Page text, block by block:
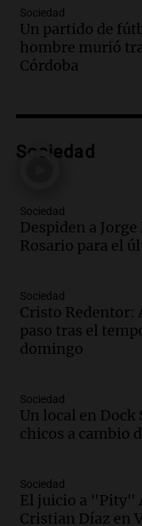
Episodios
Audio.
un muerto y
Episodios
y cinco
Episodios
Audio.Messi
Rosario para
Episodios
Audio.Ley de
en el
Episodios
Audio.
celebración
Episodios
Audio.
Sociedad
Un partido de
hombre murió
Córdoba
Sociedad
Sociedad
Despiden a
Rosario para el
Sociedad
Cristo Redentor:
paso tras el
domingo
Sociedad
Un local en Dock
chicos a cambio
Sociedad
El juicio a "Pity"
Cristian Díaz en